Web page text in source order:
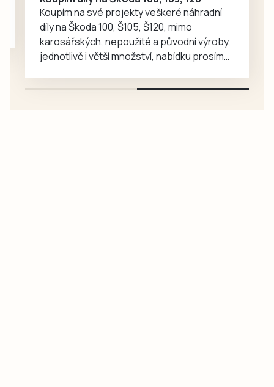
Koupím na své projekty veškeré náhradní
díly na Škoda 100, Š105, Š120, mimo
karosářských, nepoužité a původní výroby,
jednotlivě i větší množství, nabídku prosím